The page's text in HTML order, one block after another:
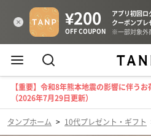
【重要】令和8年熊本地震の影響に伴う
（2026年7月29日更新）
タンプホーム > 10代プレゼント・ギフト